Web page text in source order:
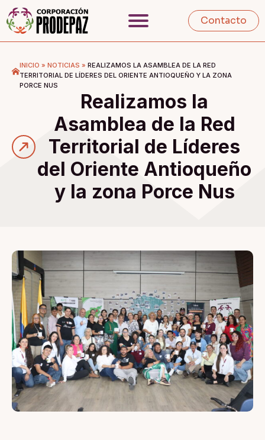
Contacto
INICIO » NOTICIAS » REALIZAMOS LA ASAMBLEA DE LA RED
TERRITORIAL DE LÍDERES DEL ORIENTE ANTIOQUEÑO Y LA ZONA
PORCE NUS
Realizamos la
Asamblea de la Red
Territorial de Líderes
del Oriente Antioqueño
y la zona Porce Nus